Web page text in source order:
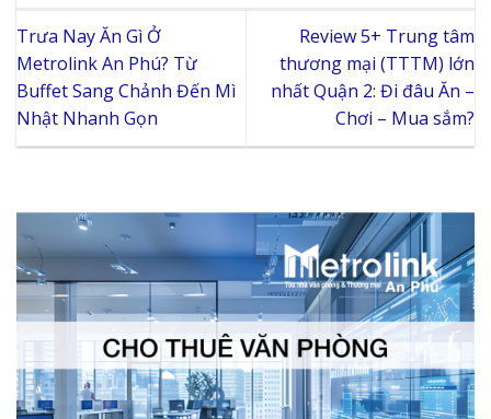
Trưa Nay Ăn Gì Ở
Metrolink An Phú? Từ
Buffet Sang Chảnh Đến Mì
Nhật Nhanh Gọn
Review 5+ Trung tâm
thương mại (TTTM) lớn
nhất Quận 2: Đi đâu Ăn –
Chơi – Mua sắm?